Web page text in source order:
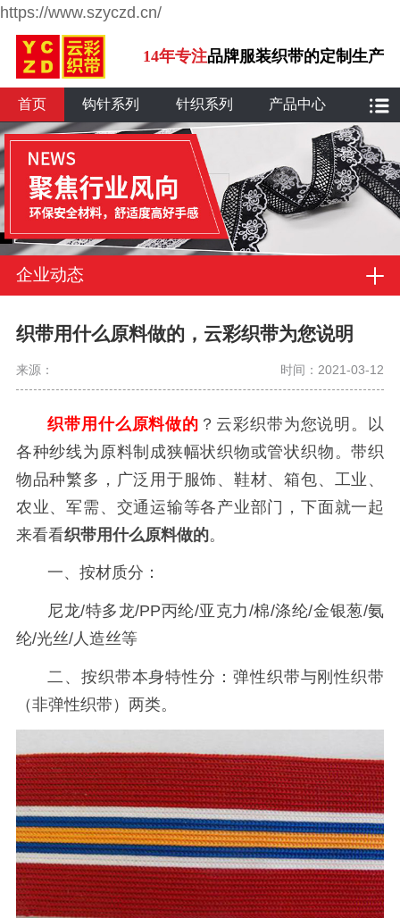
https://www.szyczd.cn/
14年专注品牌服装织带的定制生产
首页 钩针系列 针织系列 产品中心
企业动态
织带用什么原料做的，云彩织带为您说明
来源： 时间：2021-03-12
织带用什么原料做的 ？云彩织带为您说明。以
各种纱线为原料制成狭幅状织物或管状织物。带织
物品种繁多，广泛用于服饰、鞋材、箱包、工业、
农业、军需、交通运输等各产业部门，下面就一起
来看看织带用什么原料做的。
一、按材质分：
尼龙/特多龙/PP丙纶/亚克力/棉/涤纶/金银葱/氨
纶/光丝/人造丝等
二、按织带本身特性分：弹性织带与刚性织带
（非弹性织带）两类。